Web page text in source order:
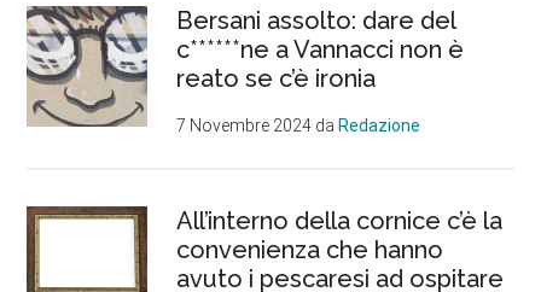
Bersani assolto: dare del
c******ne a Vannacci non è
reato se c’è ironia
7 Novembre 2024 da Redazione
All’interno della cornice c’è la
convenienza che hanno
avuto i pescaresi ad ospitare